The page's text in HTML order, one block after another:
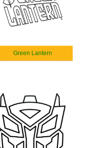
Green Lantern